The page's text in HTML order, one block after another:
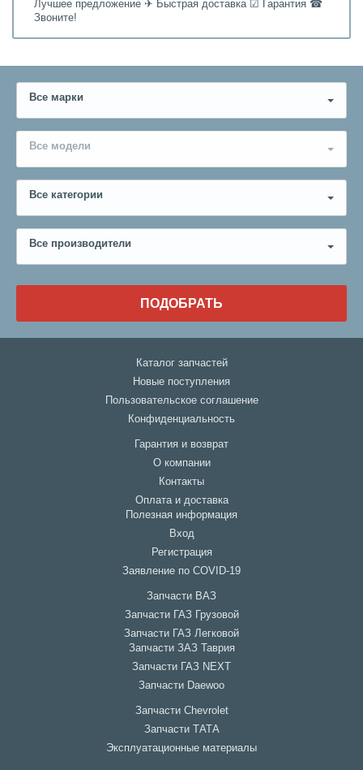
Лучшее предложение ✈ Быстрая доставка ☑ Гарантия ☎
Звоните!
Все марки
Все модели
Все категории
Все производители
ПОДОБРАТЬ
Каталог запчастей
Новые поступления
Пользовательское соглашение
Конфиденциальность
Гарантия и возврат
О компании
Контакты
Оплата и доставка
Полезная информация
Вход
Регистрация
Заявление по COVID-19
Запчасти ВАЗ
Запчасти ГАЗ Грузовой
Запчасти ГАЗ Легковой
Запчасти ЗАЗ Таврия
Запчасти ГАЗ NEXT
Запчасти Daewoo
Запчасти Chevrolet
Запчасти ТАТА
Эксплуатационные материалы